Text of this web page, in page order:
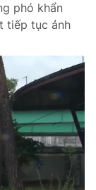
phó khẩn
tiếp tục ảnh